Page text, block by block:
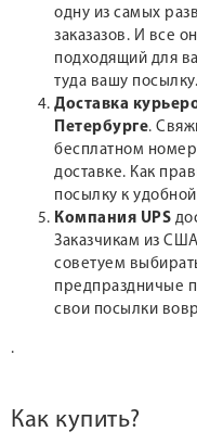
одну из самых
заказазов. И все
подходящий для
туда вашу посылку.
Доставка
Петербурге.
бесплатном
доставке. Как
посылку к
Компания UPS
Заказчикам из
советуем
предпраздничые
свои посылки
.
Как купить?